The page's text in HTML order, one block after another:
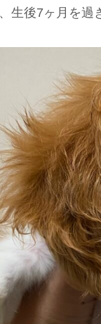
生後7ヶ月を過